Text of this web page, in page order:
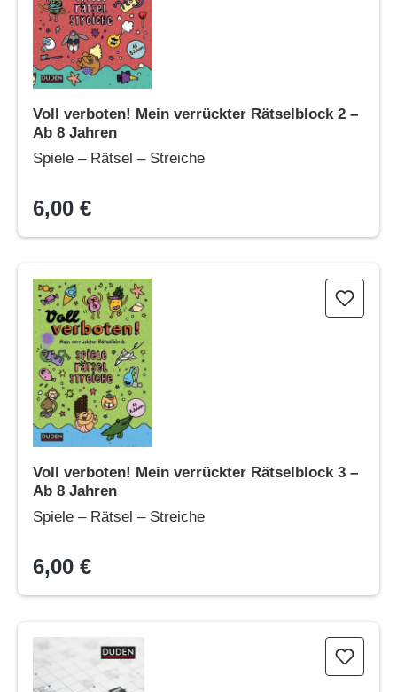
Voll verboten! Mein verrückter Rätselblock 2 –
Ab 8 Jahren
Spiele – Rätsel – Streiche
6,00 €
Voll verboten! Mein verrückter Rätselblock 3 – Ab 8 Jahren
Voll verboten! Mein verrückter Rätselblock 3 –
Ab 8 Jahren
Spiele – Rätsel – Streiche
6,00 €
Das Kreuzworträtsel-Lexikon in großer Schrift